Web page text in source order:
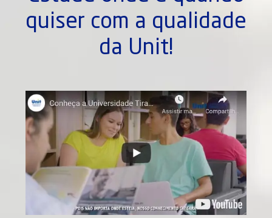
quiser com a qualidade
da Unit!